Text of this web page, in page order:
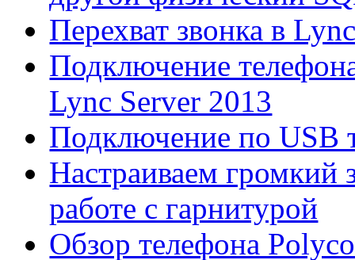
Перехват звонка в
Подключение
Lync Server 2013
Подключение по USB
Настраиваем громкий
работе с гарнитурой
Обзор телефона